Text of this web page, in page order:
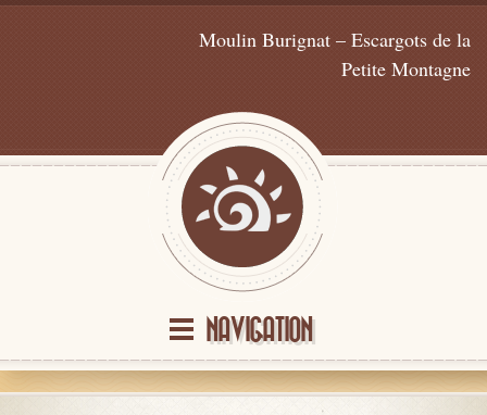
Moulin Burignat – Escargots de la
Petite Montagne
NAVIGATION